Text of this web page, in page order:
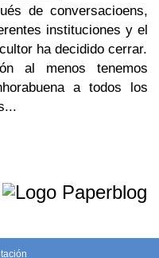
de conversacioens,
instituciones y el
ha decidido cerrar.
al menos tenemos
a todos los